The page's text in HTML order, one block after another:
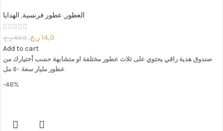
العطور , عطور فرنسية, الهدايا
40,0 ر.ع. 14,0ر.ع.
Add to cart
صندوق هدية راقي يحتوي على ثلاث عطور مختلفة او متشابهة حسب أختيارك من
عطور مليار سعة ٥٠ مل
-48%